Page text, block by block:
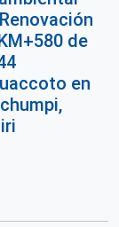
de
en